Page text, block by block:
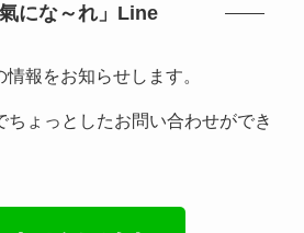
氣にな～れ」Line
報をお知らせします。
ちょっとしたお問い合わせができ